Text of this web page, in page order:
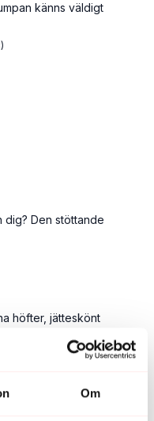
Om
känns väldigt
dig? Den stöttande
höfter, jätteskönt